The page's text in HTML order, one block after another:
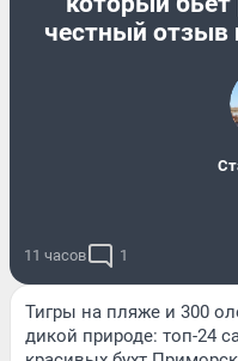
честный отзыв
11 часов 1
Тигры на пляже и 300
дикой природе: топ-24